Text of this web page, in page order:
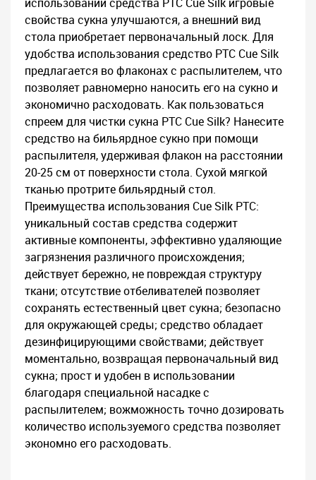
свойства сукна улучшаются, а внешний вид
стола приобретает первоначальный лоск. Для
удобства использования средство PTC Cue Silk
предлагается во флаконах с распылителем, что
позволяет равномерно наносить его на сукно и
экономично расходовать. Как пользоваться
спреем для чистки сукна PTC Cue Silk? Нанесите
средство на бильярдное сукно при помощи
распылителя, удерживая флакон на расстоянии
20-25 см от поверхности стола. Сухой мягкой
тканью протрите бильярдный стол.
Преимущества использования Cue Silk PTC:
уникальный состав средства содержит
активные компоненты, эффективно удаляющие
загрязнения различного происхождения;
действует бережно, не повреждая структуру
ткани; отсутствие отбеливателей позволяет
сохранять естественный цвет сукна; безопасно
для окружающей среды; средство обладает
дезинфицирующими свойствами; действует
моментально, возвращая первоначальный вид
сукна; прост и удобен в использовании
благодаря специальной насадке с
распылителем; вожможность точно дозировать
количество используемого средства позволяет
экономно его расходовать.